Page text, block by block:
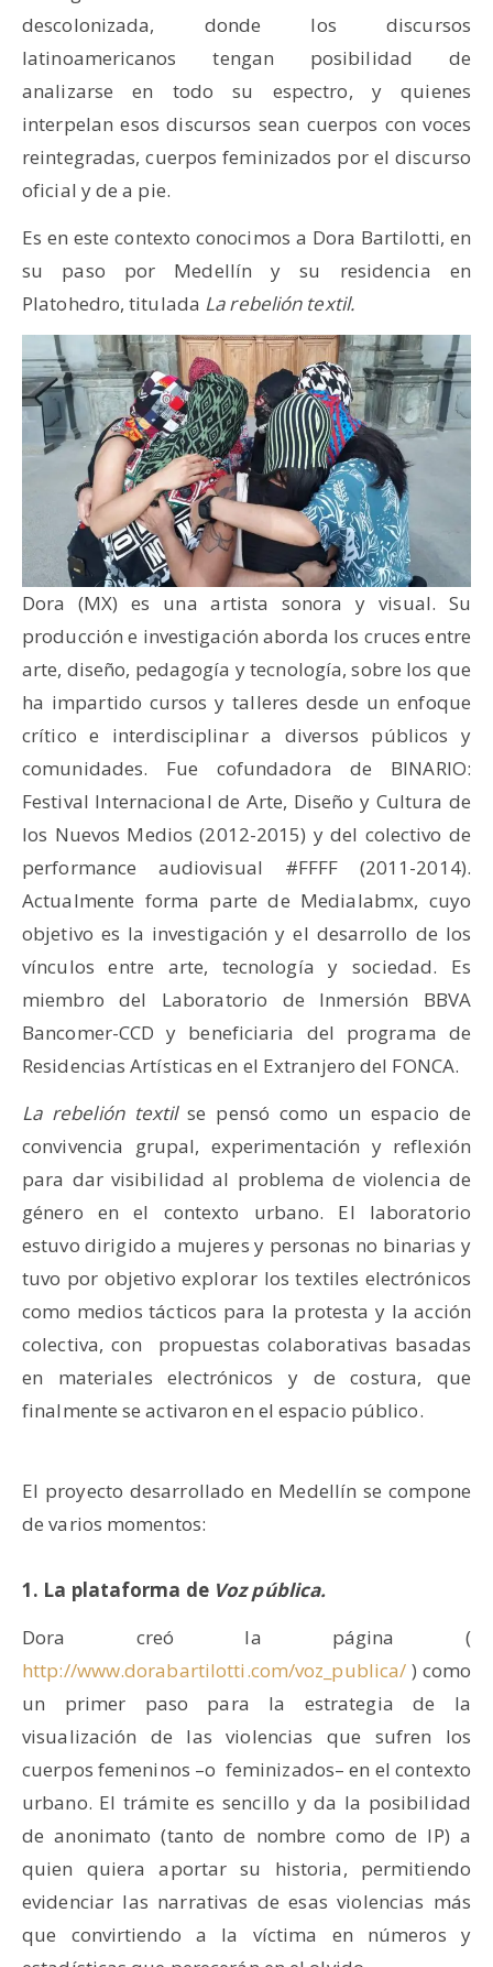
descolonizada, donde los discursos
latinoamericanos tengan posibilidad de
analizarse en todo su espectro, y quienes
interpelan esos discursos sean cuerpos con voces
reintegradas, cuerpos feminizados por el discurso
oficial y de a pie.
Es en este contexto conocimos a Dora Bartilotti, en
su paso por Medellín y su residencia en
Platohedro, titulada La rebelión textil.
Dora (MX) es una artista sonora y visual. Su
producción e investigación aborda los cruces entre
arte, diseño, pedagogía y tecnología, sobre los que
ha impartido cursos y talleres desde un enfoque
crítico e interdisciplinar a diversos públicos y
comunidades. Fue cofundadora de BINARIO:
Festival Internacional de Arte, Diseño y Cultura de
los Nuevos Medios (2012-2015) y del colectivo de
performance audiovisual #FFFF (2011-2014).
Actualmente forma parte de Medialabmx, cuyo
objetivo es la investigación y el desarrollo de los
vínculos entre arte, tecnología y sociedad. Es
miembro del Laboratorio de Inmersión BBVA
Bancomer-CCD y beneficiaria del programa de
Residencias Artísticas en el Extranjero del FONCA.
La rebelión textilse pensó como un espacio de
convivencia grupal, experimentación y reflexión
para dar visibilidad al problema de violencia de
género en el contexto urbano. El laboratorio
estuvo dirigido a mujeres y personas no binarias y
tuvo por objetivo explorar los textiles electrónicos
como medios tácticos para la protesta y la acción
colectiva, con propuestas colaborativas basadas
en materiales electrónicos y de costura, que
finalmente se activaron en el espacio público.
El proyecto desarrollado en Medellín se compone
de varios momentos:
1. La plataforma de Voz pública.
Dora creó la página (
http://www.dorabartilotti.com/voz_publica/ ) como
un primer paso para la estrategia de la
visualización de las violencias que sufren los
cuerpos femeninos –o feminizados– en el contexto
urbano. El trámite es sencillo y da la posibilidad
de anonimato (tanto de nombre como de IP) a
quien quiera aportar su historia, permitiendo
evidenciar las narrativas de esas violencias más
que convirtiendo a la víctima en números y